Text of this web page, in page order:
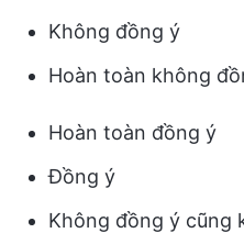
Không đồng ý
Hoàn toàn không
Hoàn toàn đồng ý
Đồng ý
Không đồng ý cũng